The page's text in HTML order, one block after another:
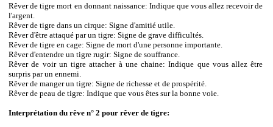
Rêver de tigre mort en donnant naissance: Indique que vous allez recevoir de
l'argent.
Rêver de tigre dans un cirque: Signe d'amitié utile.
Rêver d'être attaqué par un tigre: Signe de grave difficultés.
Rêver de tigre en cage: Signe de mort d'une personne importante.
Rêver d'entendre un tigre rugir: Signe de souffrance.
Rêver de voir un tigre attacher à une chaine: Indique que vous allez être
surpris par un ennemi.
Rêver de manger un tigre: Signe de richesse et de prospérité.
Rêver de peau de tigre: Indique que vous êtes sur la bonne voie.
Interprétation du rêve n° 2 pour rêver de tigre: